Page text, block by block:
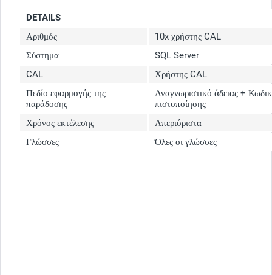
DETAILS
Αριθμός
10x χρήστης CAL
Σύστημα
SQL Server
CAL
Χρήστης CAL
Πεδίο εφαρμογής της
παράδοσης
Αναγνωριστικό άδειας +
πιστοποίησης
Χρόνος εκτέλεσης
Απεριόριστα
Γλώσσες
Όλες οι γλώσσες